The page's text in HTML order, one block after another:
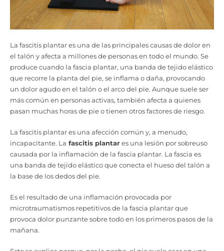
La fascitis plantar es una de las principales causas de dolor en
el talón y afecta a millones de personas en todo el mundo. Se
produce cuando la fascia plantar, una banda de tejido elástico
que recorre la planta del pie, se inflama o daña, provocando
un dolor agudo en el talón o el arco del pie. Aunque suele ser
más común en personas activas, también afecta a quienes
pasan muchas horas de pie o tienen otros factores de riesgo.
La fascitis plantar es una afección común y, a menudo,
incapacitante. La fascitis plantares una lesión por sobreuso
causada por la inflamación de la fascia plantar. La fascia es
una banda de tejido elástico que conecta el hueso del talón a
la base de los dedos del pie.
Es el resultado de una inflamación provocada por
microtraumatismos repetitivos de la fascia plantar que
provoca dolor punzante sobre todo en los primeros pasos de la
mañana.